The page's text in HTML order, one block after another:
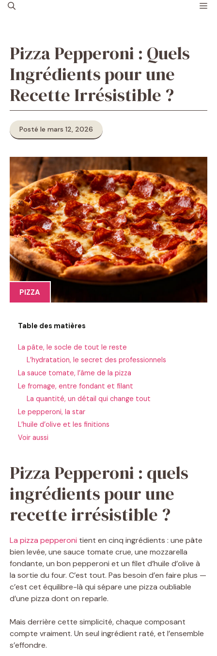
Pizza Pepperoni : Quels
Ingrédients pour une
Recette Irrésistible ?
Posté le mars 12, 2026
PIZZA
Table des matières
La pâte, le socle de tout le reste
L’hydratation, le secret des professionnels
La sauce tomate, l’âme de la pizza
Le fromage, entre fondant et filant
La quantité, un détail qui change tout
Le pepperoni, la star
L’huile d’olive et les finitions
Voir aussi
Pizza Pepperoni : quels
ingrédients pour une
recette irrésistible ?
La pizza pepperoni tient en cinq ingrédients : une pâte
bien levée, une sauce tomate crue, une mozzarella
fondante, un bon pepperoni et un filet d’huile d’olive à
la sortie du four. C’est tout. Pas besoin d’en faire plus —
c’est cet équilibre-là qui sépare une pizza oubliable
d’une pizza dont on reparle.
Mais derrière cette simplicité, chaque composant
compte vraiment. Un seul ingrédient raté, et l’ensemble
s’effondre.